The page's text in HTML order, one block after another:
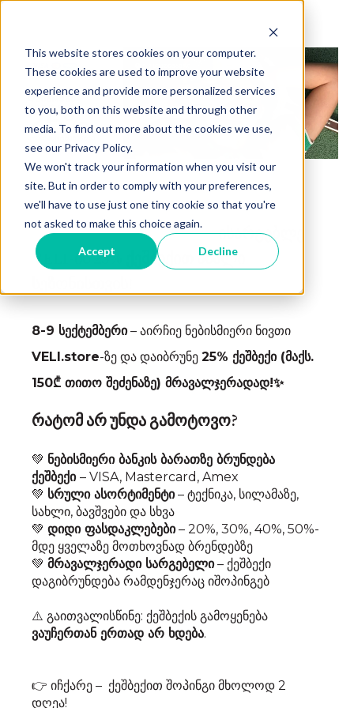
This website stores cookies on your computer.
These cookies are used to improve your website
experience and provide more personalized services
to you, both on this website and through other
media. To find out more about the cookies we use,
see our Privacy Policy.
We won't track your information when you visit our
site. But in order to comply with your preferences,
we'll have to use just one tiny cookie so that you're
not asked to make this choice again.
Accept Decline
ისარგებლე
VELI-ის 25% ქეშბექით ახალი
8-9 სექტემბერი– აირჩიე ნებისმიერი ნივთი
VELI.store-ზე და დაიბრუნე 25% ქეშბექი (მაქს.
150₾ თითო შეძენაზე) მრავალჯერადად!✨
რატომ არ უნდა გამოტოვო?
💚 ნებისმიერი ბანკის ბარათზე ბრუნდება
ქეშბექი – VISA, Mastercard, Amex
💚 სრული ასორტიმენტი– ტექნიკა, სილამაზე,
სახლი, ბავშვები და სხვა
💚 დიდი ფასდაკლებები– 20%, 30%, 40%, 50%-
მდე ყველაზე მოთხოვნად ბრენდებზე
💚 მრავალჯერადი სარგებელი– ქეშბექი
დაგიბრუნდება რამდენჯერაც იშოპინგებ
⚠️ გაითვალისწინე: ქეშბექის გამოყენება
ვაუჩერთან ერთად არ ხდება.
👉 იჩქარე – ქეშბექით შოპინგი მხოლოდ 2
დღეა!